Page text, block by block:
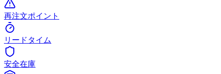
再注文ポイント
リードタイム
安全在庫